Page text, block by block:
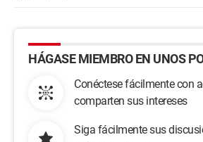
HÁGASE MIEMBRO EN UNOS
Conéctese fácilmente con
comparten sus intereses
Siga fácilmente sus